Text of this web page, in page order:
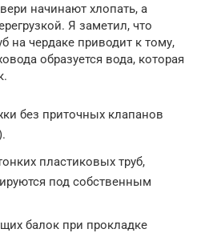
начинают хлопать, а
Я заметил, что
на чердаке приводит к тому,
образуется вода, которая
без приточных клапанов
пластиковых труб,
под собственным
балок при прокладке